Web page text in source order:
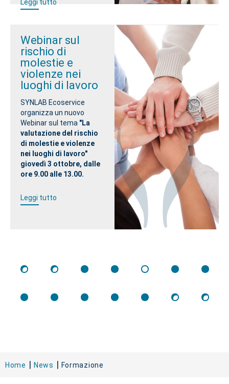
Leggi tutto
Webinar sul
rischio di
molestie e
violenze nei
luoghi di lavoro
SYNLAB Ecoservice
organizza un nuovo
Webinar sul tema "La
valutazione del rischio
di molestie e violenze
nei luoghi di lavoro"
giovedì 3 ottobre, dalle
ore 9.00 alle 13.00.
Leggi tutto
Home News Formazione